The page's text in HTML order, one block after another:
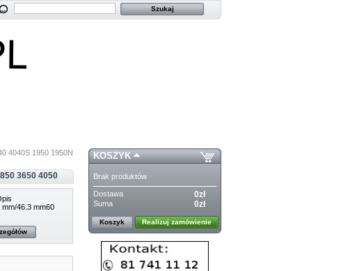
4040S 1950 1950N
3650 4050
46.3 mm60
KOSZYK
Brak produktów
Dostawa 0zł
Suma 0zł
Koszyk Realizuj zamówienie